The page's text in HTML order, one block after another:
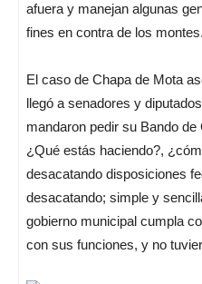
afuera y manejan algunas
fines en contra de los montes.
El caso de Chapa de Mota
llegó a senadores y
mandaron pedir su Bando
¿Qué estás haciendo?,
desacatando disposiciones
desacatando; simple y
gobierno municipal cumpla
con sus funciones, y no